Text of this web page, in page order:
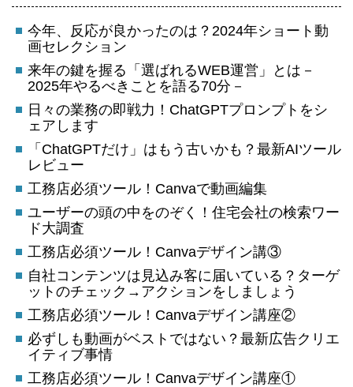
今年、反応が良かったのは？2024年ショート動
画セレクション
来年の鍵を握る「選ばれるWEB運営」とは－
2025年やるべきことを語る70分－
日々の業務の即戦力！ChatGPTプロンプトをシ
ェアします
「ChatGPTだけ」はもう古いかも？最新AIツール
レビュー
工務店必須ツール！Canvaで動画編集
ユーザーの頭の中をのぞく！住宅会社の検索ワー
ド大調査
工務店必須ツール！Canvaデザイン講③
自社コンテンツは見込み客に届いている？ターゲ
ットのチェック→アクションをしましょう
工務店必須ツール！Canvaデザイン講座②
必ずしも動画がベストではない？最新広告クリエ
イティブ事情
工務店必須ツール！Canvaデザイン講座①